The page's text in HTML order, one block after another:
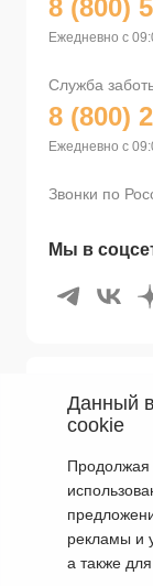
Мы в
8 (800)
Ежедневно с
Служба
8 (800)
Ежедневно с
Звонки по
Мир Braun
Бонусная
Сервисные
Правила Акций
Поддержка
Гарантии и
Для
Данный
cookie
Продолжая
рекламы и
а также